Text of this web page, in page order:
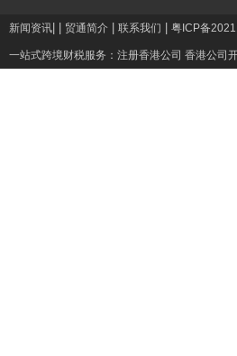
新闻资讯 贸通简介 联系我们 粤ICP备
一站式跨境财税服务： 注册香港公司 香港公司